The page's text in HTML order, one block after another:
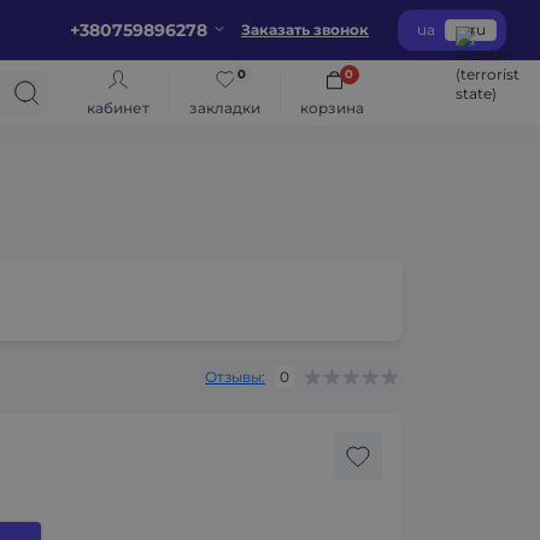
+380759896278 Заказать звонок ua ru
кабинет закладки
0
корзина
0
Отзывы: 0